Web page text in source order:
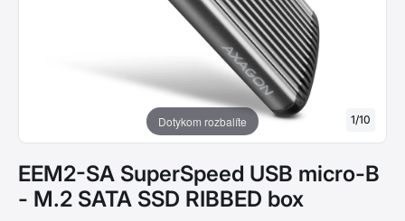
Dotykom rozbalíte 1/10
EEM2-SA SuperSpeed USB micro-B
- M.2 SATA SSD RIBBED box